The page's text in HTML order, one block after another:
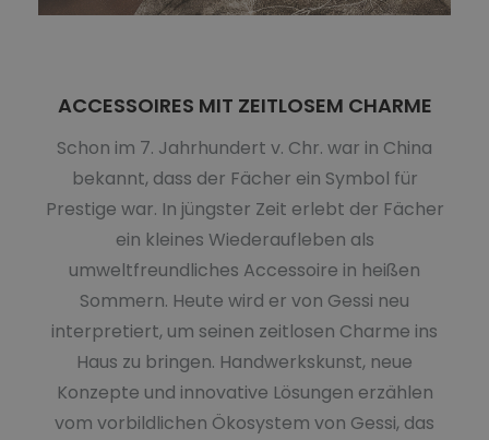
ACCESSOIRES MIT ZEITLOSEM CHARME
Schon im 7. Jahrhundert v. Chr. war in China
bekannt, dass der Fächer ein Symbol für
Prestige war. In jüngster Zeit erlebt der Fächer
ein kleines Wiederaufleben als
umweltfreundliches Accessoire in heißen
Sommern. Heute wird er von Gessi neu
interpretiert, um seinen zeitlosen Charme ins
Haus zu bringen. Handwerkskunst, neue
Konzepte und innovative Lösungen erzählen
vom vorbildlichen Ökosystem von Gessi, das